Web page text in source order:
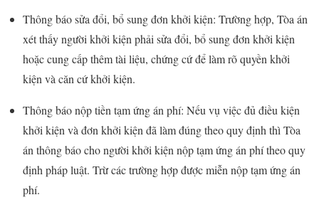
Thông báo sửa đổi, bổ sung đơn khởi kiện: Trường hợp, Tòa án
xét thấy người khởi kiện phải sửa đổi, bổ sung đơn khởi kiện
hoặc cung cấp thêm tài liệu, chứng cứ để làm rõ quyền khởi
kiện và căn cứ khởi kiện.
Thông báo nộp tiền tạm ứng án phí: Nếu vụ việc đủ điều kiện
khởi kiện và đơn khởi kiện đã làm đúng theo quy định thì Tòa
án thông báo cho người khởi kiện nộp tạm ứng án phí theo quy
định pháp luật. Trừ các trường hợp được miễn nộp tạm ứng án
phí.